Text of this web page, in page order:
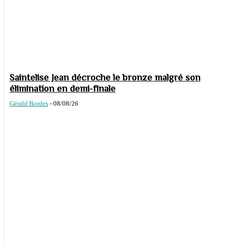
Saintelise Jean décroche le bronze malgré son
élimination en demi-finale
Gérald Bordes - 08/08/26